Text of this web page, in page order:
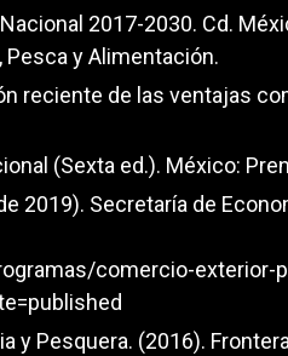
2017-2030. Cd.
Pesca y Alimentación.
reciente de las ventajas
(Sexta ed.). México:
2019). Secretaría de
comercio-exterior-
y Pesquera. (2016).